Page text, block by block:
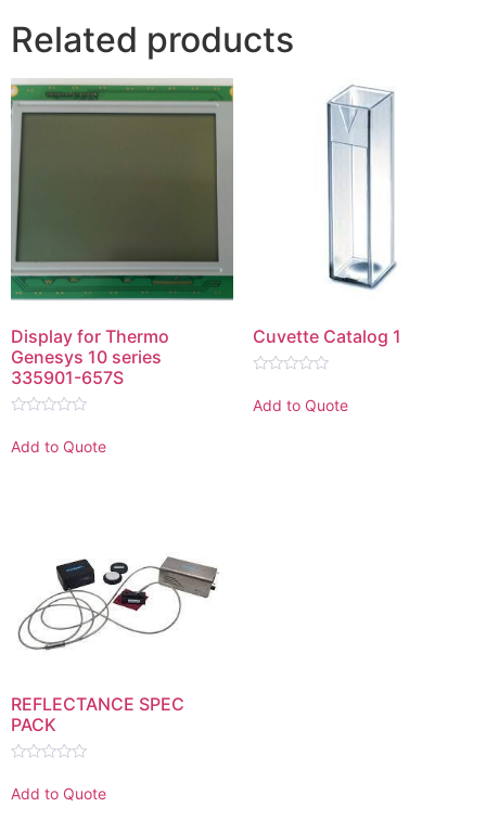
Related products
Display for Thermo
Genesys 10 series
335901-657S
0
out
Add to Quote
Cuvette Catalog 1
0
out
Add to Quote
REFLECTANCE SPEC
PACK
0
out
Add to Quote